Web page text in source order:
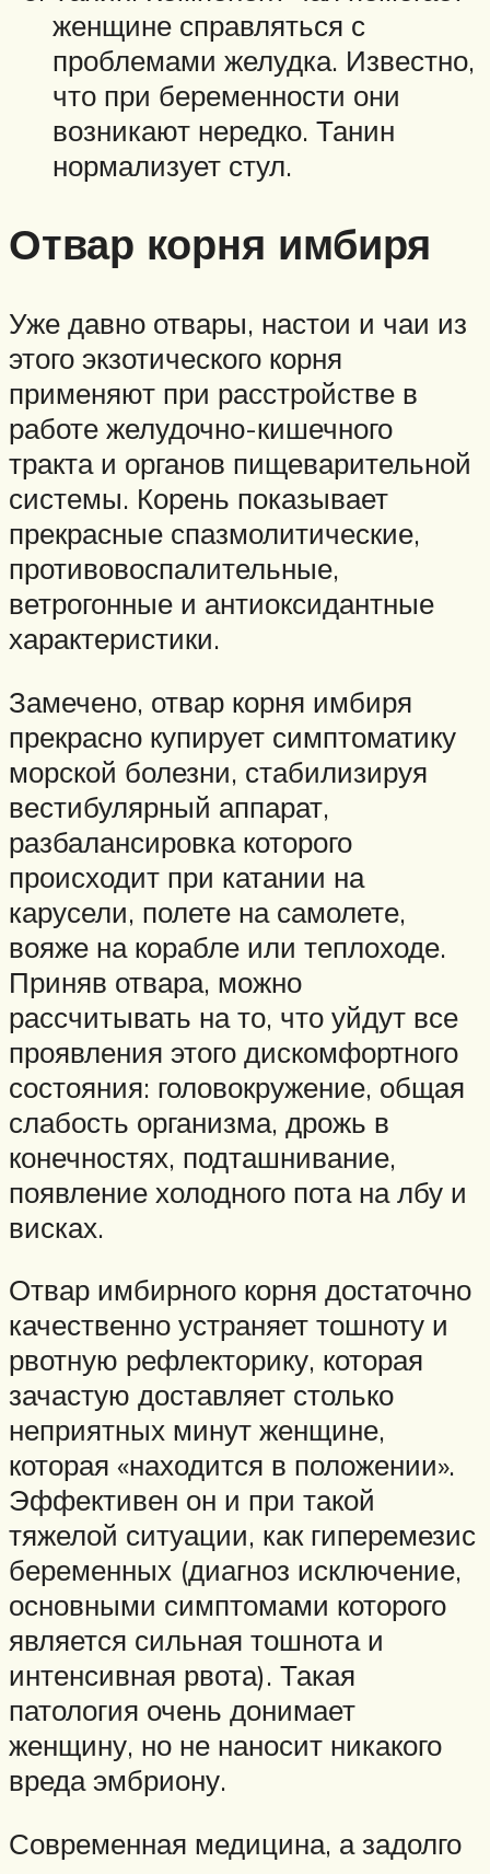
женщине справляться с
проблемами желудка. Известно,
что при беременности они
возникают нередко. Танин
нормализует стул.
Отвар корня имбиря
Уже давно отвары, настои и чаи из
этого экзотического корня
применяют при расстройстве в
работе желудочно-кишечного
тракта и органов пищеварительной
системы. Корень показывает
прекрасные спазмолитические,
противовоспалительные,
ветрогонные и антиоксидантные
характеристики.
Замечено, отвар корня имбиря
прекрасно купирует симптоматику
морской болезни, стабилизируя
вестибулярный аппарат,
разбалансировка которого
происходит при катании на
карусели, полете на самолете,
вояже на корабле или теплоходе.
Приняв отвара, можно
рассчитывать на то, что уйдут все
проявления этого дискомфортного
состояния: головокружение, общая
слабость организма, дрожь в
конечностях, подташнивание,
появление холодного пота на лбу и
висках.
Отвар имбирного корня достаточно
качественно устраняет тошноту и
рвотную рефлекторику, которая
зачастую доставляет столько
неприятных минут женщине,
которая «находится в положении».
Эффективен он и при такой
тяжелой ситуации, как гиперемезис
беременных (диагноз исключение,
основными симптомами которого
является сильная тошнота и
интенсивная рвота). Такая
патология очень донимает
женщину, но не наносит никакого
вреда эмбриону.
Современная медицина, а задолго